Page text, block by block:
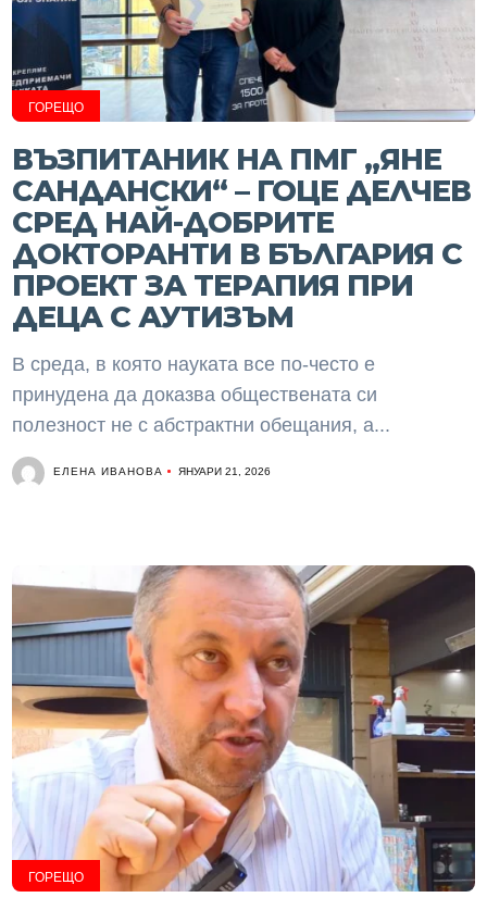
ГОРЕЩО
ВЪЗПИТАНИК НА ПМГ „ЯНЕ
САНДАНСКИ“ – ГОЦЕ ДЕЛЧЕВ
СРЕД НАЙ-ДОБРИТЕ
ДОКТОРАНТИ В БЪЛГАРИЯ С
ПРОЕКТ ЗА ТЕРАПИЯ ПРИ
ДЕЦА С АУТИЗЪМ
В среда, в която науката все по-често е
принудена да доказва обществената си
полезност не с абстрактни обещания, а...
ЕЛЕНА ИВАНОВА ЯНУАРИ 21, 2026
ГОРЕЩО